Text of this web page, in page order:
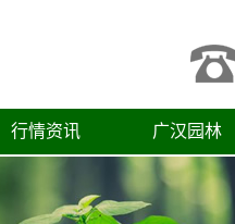
行情资讯 广汉园林